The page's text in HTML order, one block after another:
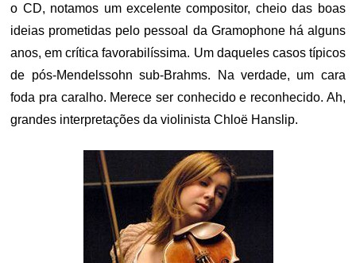
o CD, notamos um excelente compositor, cheio das boas
ideias prometidas pelo pessoal da Gramophone há alguns
anos, em crítica favorabilíssima. Um daqueles casos típicos
de pós-Mendelssohn sub-Brahms. Na verdade, um cara
foda pra caralho. Merece ser conhecido e reconhecido. Ah,
grandes interpretações da violinista Chloë Hanslip.